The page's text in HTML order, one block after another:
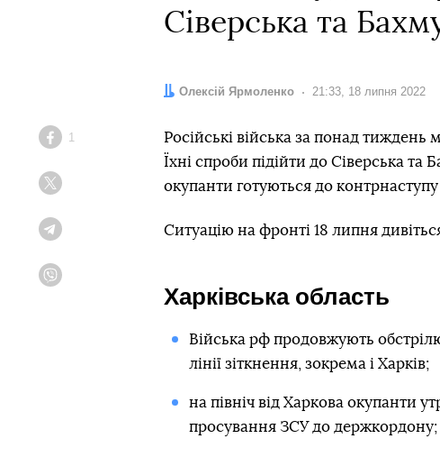
Сіверська та
Автор:
Олексій Ярмоленко Дата:
21:33, 18 липня 2022
Facebook
1
Російські війська за понад
Їхні спроби підійти до Сіверська
окупанти готуються до
Ситуацію на фронті 18 липня
Харківська область
Війська рф продовжують
лінії зіткнення, зокрема і Харків;
на північ від Харкова окупанти
просування ЗСУ до держкордону;